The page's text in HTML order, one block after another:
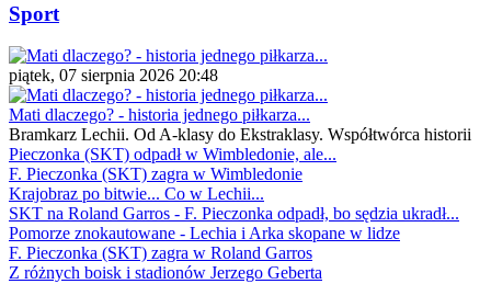
Sport
piątek, 07 sierpnia 2026 20:48
Mati dlaczego? - historia jednego piłkarza...
Bramkarz Lechii. Od A-klasy do Ekstraklasy. Współtwórca historii
Pieczonka (SKT) odpadł w Wimbledonie, ale...
F. Pieczonka (SKT) zagra w Wimbledonie
Krajobraz po bitwie... Co w Lechii...
SKT na Roland Garros - F. Pieczonka odpadł, bo sędzia ukradł...
Pomorze znokautowane - Lechia i Arka skopane w lidze
F. Pieczonka (SKT) zagra w Roland Garros
Z różnych boisk i stadionów Jerzego Geberta